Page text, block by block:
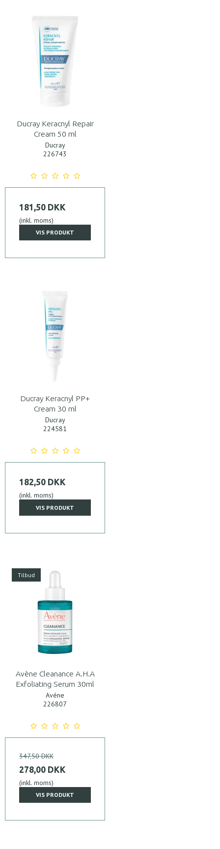
Ducray Keracnyl Repair
Cream 50 ml
Ducray
226743
181,50 DKK
(inkl. moms)
VIS PRODUKT
Ducray Keracnyl PP+
Cream 30 ml
Ducray
224581
182,50 DKK
(inkl. moms)
VIS PRODUKT
Tilbud
Avène Cleanance A.H.A
Exfoliating Serum 30ml
Avéne
226807
347,50 DKK
278,00 DKK
(inkl. moms)
VIS PRODUKT